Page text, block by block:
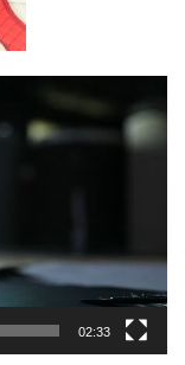
02:33